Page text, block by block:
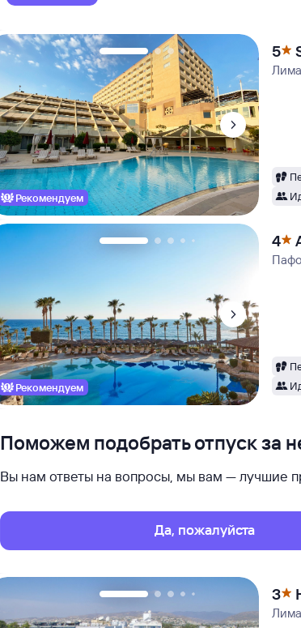
Рекомендуем
5
Рекомендуем
4
Поможем подобрать отпуск за
Вы нам ответы на вопросы, мы вам — лучшие
Да, пожалуйста
3